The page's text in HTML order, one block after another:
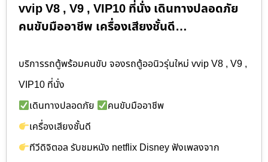
vvip V8 , V9 , VIP10 ที่นั่ง เดินทางปลอดภัย
คนขับมืออาชีพ เครื่องเสียงชั้นดี…
บริการรถตู้พร้อมคนขับ จองรถตู้ออนิวรุ่นใหม่ vvip V8 , V9 ,
VIP10 ที่นั่ง
เดินทางปลอดภัย
คนขับมืออาชีพ
เครื่องเสียงชั้นดี
ทีวีดิจิตอล รับชมหนัง netflix Disney ฟังเพลงจาก